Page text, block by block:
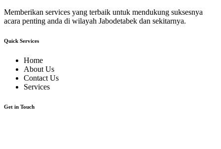
Memberikan services yang terbaik untuk mendukung suksesnya
acara penting anda di wilayah Jabodetabek dan sekitarnya.
Quick Services
Home
About Us
Contact Us
Services
Get in Touch